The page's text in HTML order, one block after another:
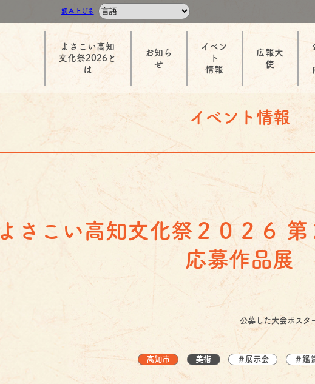
読み上げる
よさこい高知
文化祭2026と
は
お知ら
せ
イベン
ト
情報
広報大
使
イベント情報
よさこい高知文化祭２０２６
応募作品展
公募した大会ポスタ
高知市 美術 ＃展示会 ＃鑑